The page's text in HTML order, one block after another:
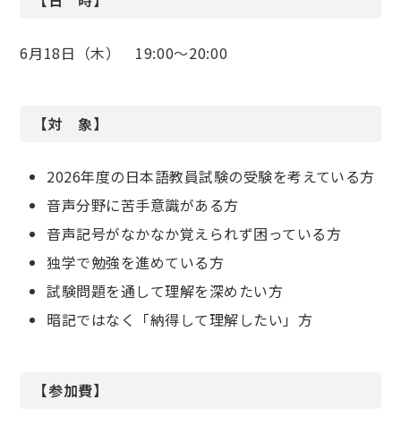
6月18日（木） 19:00～20:00
【対 象】
2026年度の日本語教員試験の受験を考えている方
音声分野に苦手意識がある方
音声記号がなかなか覚えられず困っている方
独学で勉強を進めている方
試験問題を通して理解を深めたい方
暗記ではなく「納得して理解したい」方
【参加費】